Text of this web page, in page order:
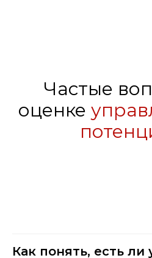
Частые
оценке
Как понять, есть ли